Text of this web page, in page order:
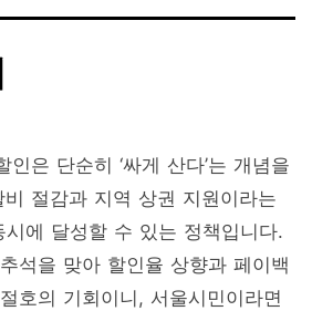
인은 단순히 ‘싸게 산다’는 개념을
절감과 지역 상권 지원이라는
에 달성할 수 있는 정책입니다.
석을 맞아 할인율 상향과 페이백
호의 기회이니, 서울시민이라면